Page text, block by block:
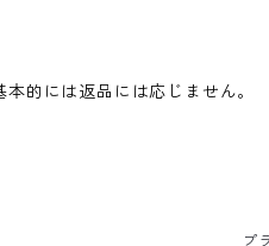
的には返品には応じません。
プ